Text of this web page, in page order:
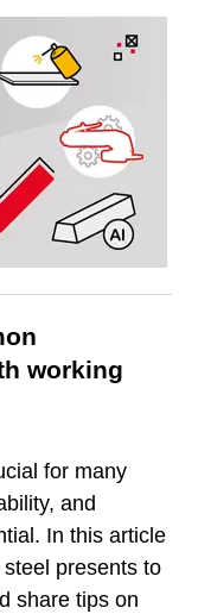
working
for many
and
In this article
presents to
share tips on